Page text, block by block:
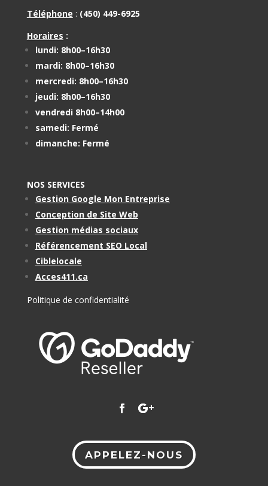
Téléphone : (450) 449-6925
Horaires :
lundi: 8h00–16h30
mardi: 8h00–16h30
mercredi: 8h00–16h30
jeudi: 8h00–16h30
vendredi 8h00–14h00
samedi: Fermé
dimanche: Fermé
NOS SERVICES
Gestion Google Mon Entreprise
Conception de Site Web
Gestion médias sociaux
Référencement SEO Local
Ciblelocale
Acces411.ca
Politique de confidentialité
APPELEZ-NOUS